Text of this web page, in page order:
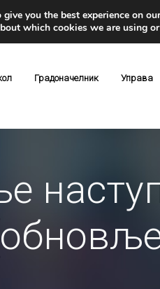
Градоначелник Управа
you the best experience on
which cookies we are using